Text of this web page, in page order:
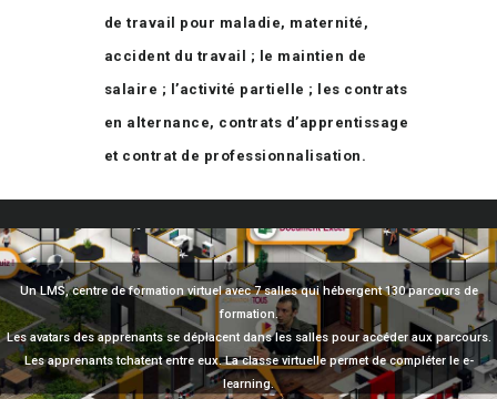
de travail pour maladie, maternité,
accident du travail ; le maintien de
salaire ; l’activité partielle ; les contrats
en alternance, contrats d’apprentissage
et contrat de professionnalisation.
Un LMS, centre de formation virtuel avec 7 salles qui hébergent 130 parcours de
formation.
Les avatars des apprenants se déplacent dans les salles pour accéder aux parcours.
Les apprenants tchatent entre eux. La classe virtuelle permet de compléter le e-
learning.